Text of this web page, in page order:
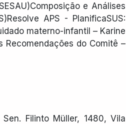
e Análises
APS - PlanificaSUS:
materno-infantil – Karine
Recomendações do Comitê –
Filinto Müller, 1480, Vila